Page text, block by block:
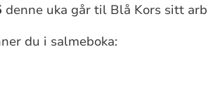
denne uka går til Blå Kors sitt
du i salmeboka: